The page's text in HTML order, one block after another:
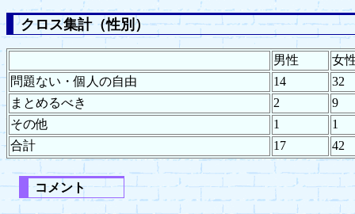
クロス集計（性別）
男性
女
問題ない・個人の自由
14
32
まとめるべき
2
9
その他
1
1
合計
17 42
コメント